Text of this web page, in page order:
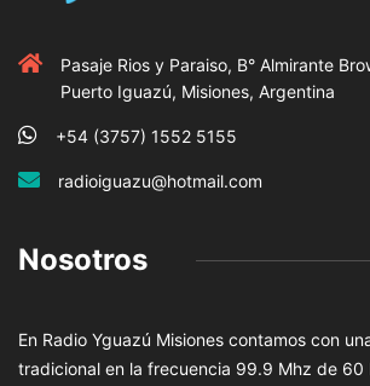
Pasaje Rios y Paraiso, B° Almirante
Puerto Iguazú, Misiones, Argentina
+54 (3757) 1552 5155
radioiguazu@hotmail.com
Nosotros
En Radio Yguazú Misiones contamos con
tradicional en la frecuencia 99.9 Mhz de